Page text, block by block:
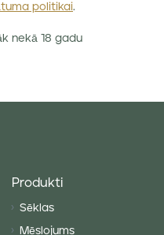
politikai.
nekā 18 gadu
Produkti
Sēklas
Mēslojums